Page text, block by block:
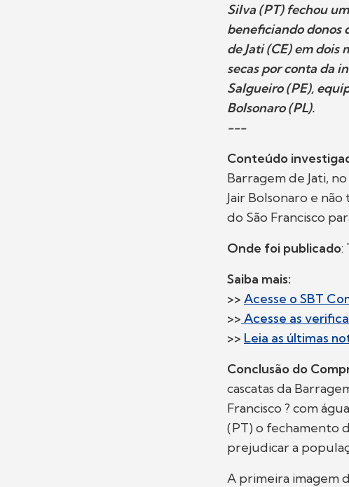
Silva (PT) fechou
beneficiando donos
de Jati (CE) em dois
secas por conta da
Salgueiro (PE),
Bolsonaro (PL).
---
Conteúdo
Barragem de Jati,
Jair Bolsonaro e
do São Francisco
Onde foi publicado:
Saiba mais:
>> Acesse o SBT
>> Acesse as
>> Leia as últimas
Conclusão do
cascatas da
Francisco ? com
(PT) o fechamento
prejudicar a
A primeira imagem